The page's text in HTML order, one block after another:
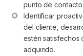
punto de contacto.
Identificar
del cliente,
estén satisfechos
adquirido.